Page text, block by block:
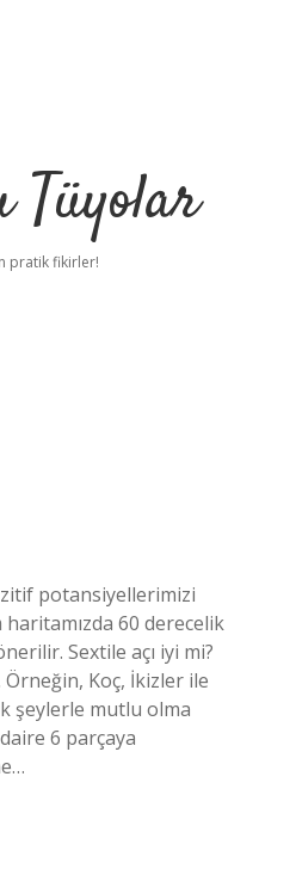
Tüyolar
pratik fikirler!
potansiyellerimizi
60 derecelik
Sextile açı iyi mi?
Örneğin, Koç, İkizler ile
şeylerle mutlu olma
6 parçaya